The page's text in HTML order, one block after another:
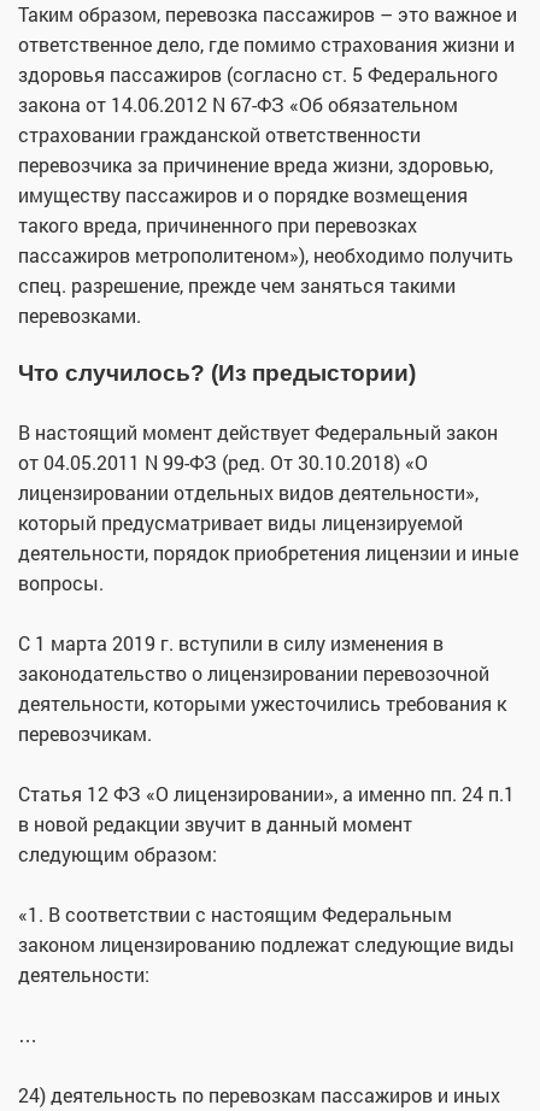
Таким образом, перевозка пассажиров – это важное и
ответственное дело, где помимо страхования жизни и
здоровья пассажиров (согласно ст. 5 Федерального
закона от 14.06.2012 N 67-ФЗ «Об обязательном
страховании гражданской ответственности
перевозчика за причинение вреда жизни, здоровью,
имуществу пассажиров и о порядке возмещения
такого вреда, причиненного при перевозках
пассажиров метрополитеном»), необходимо получить
спец. разрешение, прежде чем заняться такими
перевозками.
Что случилось? (Из предыстории)
В настоящий момент действует Федеральный закон
от 04.05.2011 N 99-ФЗ (ред. От 30.10.2018) «О
лицензировании отдельных видов деятельности»,
который предусматривает виды лицензируемой
деятельности, порядок приобретения лицензии и иные
вопросы.
С 1 марта 2019 г. вступили в силу изменения в
законодательство о лицензировании перевозочной
деятельности, которыми ужесточились требования к
перевозчикам.
Статья 12 ФЗ «О лицензировании», а именно пп. 24 п.1
в новой редакции звучит в данный момент
следующим образом:
«1. В соответствии с настоящим Федеральным
законом лицензированию подлежат следующие виды
деятельности:
…
24) деятельность по перевозкам пассажиров и иных